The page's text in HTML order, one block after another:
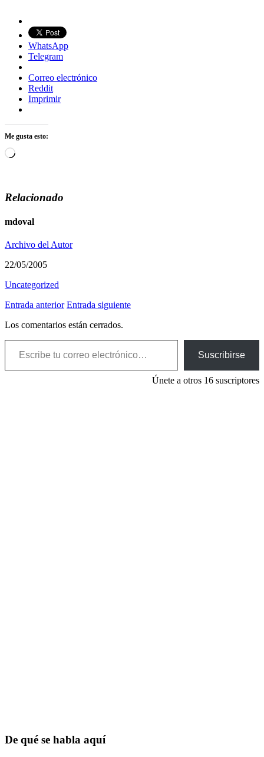
WhatsApp
Telegram
Correo electrónico
Reddit
Imprimir
Me gusta esto:
Cargando...
Relacionado
mdoval
Archivo del Autor
22/05/2005
Uncategorized
Entrada anterior Entrada siguiente
Los comentarios están cerrados.
Escribe tu correo electrónico…
Suscribirse
Únete a otros 16 suscriptores
De qué se habla aquí